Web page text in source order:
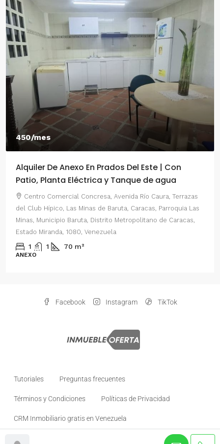
Con
Terrazas
Las
Caracas,
550/mes
Alquiler De Anexo En Prados Del Este
2 Habitaciones
Centro Comercial Concresa, Avenida Principal
del Este, Prados del Este, Sector: Prado del Este,
Parroquia Nuestra Señora del Rosario, Municipio
Distrito Metropolitano de Caracas, Estado
Venezuela
Instagram
Preguntas frecuentes
Términos y Condiciones
CRM Inmobiliario gratis en Venezuela